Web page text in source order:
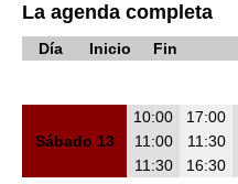
La agenda completa
Día Inicio Fin
Sábado 13
10:00 17:00
11:00
11:30
11:30
16:30